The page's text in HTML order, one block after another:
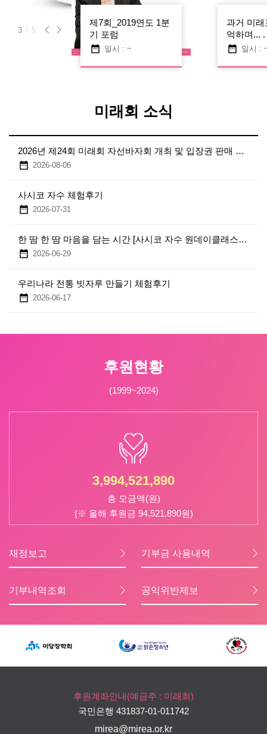
제7회_2019연도 1분
기 포럼
일시 : ~
과거 미래
억하며... .
일시 :
3 / 5
미래회 소식
2026년 제24회 미래회 자선바자회 개최 및 입장권 판매 안내
2026-08-06
사시코 자수 체험후기
2026-07-31
한 땀 한 땀 마음을 담는 시간 [사시코 자수 원데이클래스] 신청 안내
2026-06-29
우리나라 전통 빗자루 만들기 체험후기
2026-06-17
후원현황
(1999~2024)
3,994,521,890
총 모금액(원)
(※ 올해 후원금 94,521,890원)
재정보고 기부금 사용내역
기부내역조회 공익위반제보
후원계좌안내(예금주 : 미래회)
국민은행 431837-01-011742
mirea@mirea.or.kr